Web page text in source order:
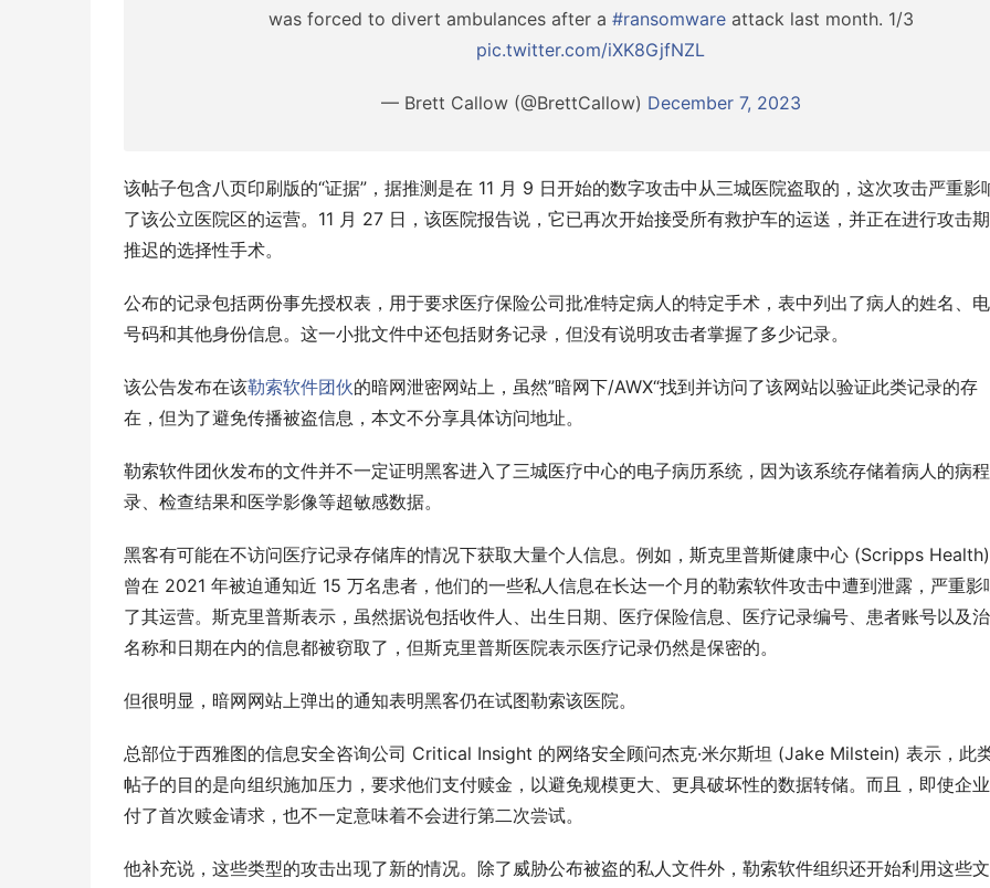
was forced to divert ambulances after a #ransomwareattack last month. 1/3
pic.twitter.com/iXK8GjfNZL
— Brett Callow (@BrettCallow) December 7, 2023
该帖子包含八页印刷版的“证据”，据推测是在 11 月 9 日开始的数字攻击中从三城医院盗取的，这次攻击严重影
了该公立医院区的运营。11 月 27 日，该医院报告说，它已再次开始接受所有救护车的运送，并正在进行攻击
推迟的选择性手术。
公布的记录包括两份事先授权表，用于要求医疗保险公司批准特定病人的特定手术，表中列出了病人的姓名、
号码和其他身份信息。这一小批文件中还包括财务记录，但没有说明攻击者掌握了多少记录。
该公告发布在该勒索软件团伙的暗网泄密网站上，虽然”暗网下/AWX“找到并访问了该网站以验证此类记录的存
在，但为了避免传播被盗信息，本文不分享具体访问地址。
勒索软件团伙发布的文件并不一定证明黑客进入了三城医疗中心的电子病历系统，因为该系统存储着病人的病
录、检查结果和医学影像等超敏感数据。
黑客有可能在不访问医疗记录存储库的情况下获取大量个人信息。例如，斯克里普斯健康中心 (Scripps Health)
曾在 2021 年被迫通知近 15 万名患者，他们的一些私人信息在长达一个月的勒索软件攻击中遭到泄露，严重影
了其运营。斯克里普斯表示，虽然据说包括收件人、出生日期、医疗保险信息、医疗记录编号、患者账号以及
名称和日期在内的信息都被窃取了，但斯克里普斯医院表示医疗记录仍然是保密的。
但很明显，暗网网站上弹出的通知表明黑客仍在试图勒索该医院。
总部位于西雅图的信息安全咨询公司 Critical Insight 的网络安全顾问杰克·米尔斯坦 (Jake Milstein) 表示，此
帖子的目的是向组织施加压力，要求他们支付赎金，以避免规模更大、更具破坏性的数据转储。而且，即使企
付了首次赎金请求，也不一定意味着不会进行第二次尝试。
他补充说，这些类型的攻击出现了新的情况。除了威胁公布被盗的私人文件外，勒索软件组织还开始利用这些